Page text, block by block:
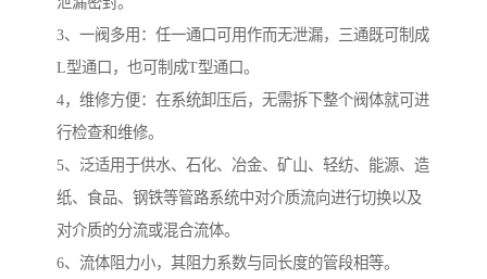
3、一阀多用：任一通口可用作而无泄漏，三通既可制成
L型通口，也可制成T型通口。
4，维修方便：在系统卸压后，无需拆下整个阀体就可进
行检查和维修。
5、泛适用于供水、石化、冶金、矿山、轻纺、能源、造
纸、食品、钢铁等管路系统中对介质流向进行切换以及
对介质的分流或混合流体。
6、流体阻力小，其阻力系数与同长度的管段相等。